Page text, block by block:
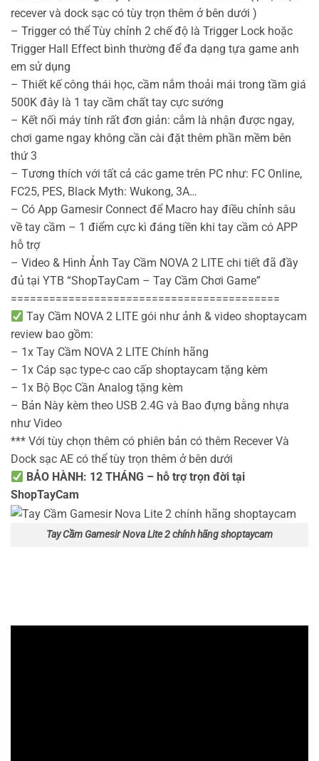
recever và dock sạc có tùy trọn thêm ở bên dưới )
– Trigger có thể Tùy chỉnh 2 chế độ là Trigger Lock hoặc
Trigger Hall Effect bình thường để đa dạng tựa game anh
em sử dụng
– Thiết kế công thái học, cầm nắm thoải mái trong tầm giá
500K đây là 1 tay cầm chất tay cực sướng
– Kết nối máy tính rất đơn giản: cắm là nhận được ngay,
chơi game ngay không cần cài đặt thêm phần mềm bên
thứ 3
– Tương thích với tất cả các game trên PC như: FC Online,
FC25, PES, Black Myth: Wukong, 3A…
– Có App Gamesir Connect để Macro hay điều chỉnh sâu
về tay cầm – 1 điểm cực kì đáng tiền khi tay cầm có APP
hỗ trợ
– Video & Hình Ảnh Tay Cầm NOVA 2 LITE chi tiết đã đầy
đủ tại YTB “ShopTayCam – Tay Cầm Chơi Game”
==========================================
Tay Cầm NOVA 2 LITE gói như ảnh & video shoptaycam
review bao gồm:
– 1x Tay Cầm NOVA 2 LITE Chính hãng
– 1x Cáp sạc type-c cao cấp shoptaycam tặng kèm
– 1x Bộ Bọc Cần Analog tặng kèm
– Bản Này kèm theo USB 2.4G và Bao đựng bằng nhựa
như Video
*** Với tùy chọn thêm có phiên bản có thêm Recever Và
Dock sạc AE có thể tùy trọn thêm ở bên dưới
BẢO HÀNH: 12 THÁNG – hỗ trợ trọn đời tại
ShopTayCam
Tay Cầm Gamesir Nova Lite 2 chính hãng shoptaycam